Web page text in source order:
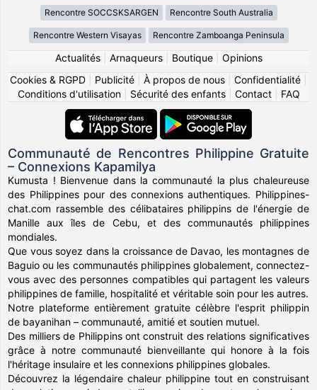
Rencontre SOCCSKSARGEN Rencontre South Australia
Rencontre Western Visayas Rencontre Zamboanga Peninsula
Actualités| Arnaqueurs| Boutique| Opinions
Cookies & RGPD
Publicité À propos de nous Confidentialité
Conditions d'utilisation| Sécurité des enfants| Contact| FAQ
Communauté de Rencontres Philippine Gratuite
– Connexions Kapamilya
Kumusta ! Bienvenue dans la communauté la plus chaleureuse
des Philippines pour des connexions authentiques. Philippines-
chat.com rassemble des célibataires philippins de l'énergie de
Manille aux îles de Cebu, et des communautés philippines
mondiales.
Que vous soyez dans la croissance de Davao, les montagnes de
Baguio ou les communautés philippines globalement, connectez-
vous avec des personnes compatibles qui partagent les valeurs
philippines de famille, hospitalité et véritable soin pour les autres.
Notre plateforme entièrement gratuite célèbre l'esprit philippin
de bayanihan – communauté, amitié et soutien mutuel.
Des milliers de Philippins ont construit des relations significatives
grâce à notre communauté bienveillante qui honore à la fois
l'héritage insulaire et les connexions philippines globales.
Découvrez la légendaire chaleur philippine tout en construisant